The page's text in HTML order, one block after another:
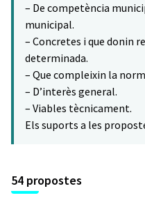
– De competència
municipal.
– Concretes i que donin
determinada.
– Que compleixin la
– D’interès general.
– Viables tècnicament.
Els suports a les
54 propostes